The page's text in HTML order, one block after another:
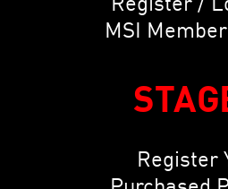
MSI
Register